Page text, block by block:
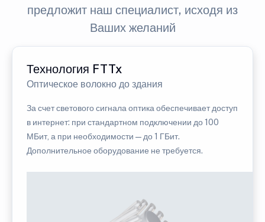
предложит наш специалист, исходя из
Ваших желаний
Технология FTTx
Оптическое волокно до здания
За счет светового сигнала оптика обеспечивает доступ
в интернет: при стандартном подключении до 100
МБит, а при необходимости — до 1 ГБит.
Дополнительное оборудование не требуется.